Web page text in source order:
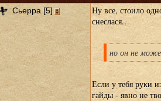
Сьерра [5]
Ну все, стоило
снеслася..
но он не
Если у тебя руки
гайды - явно не